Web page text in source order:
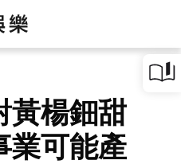
黃楊鈿甜
業可能產